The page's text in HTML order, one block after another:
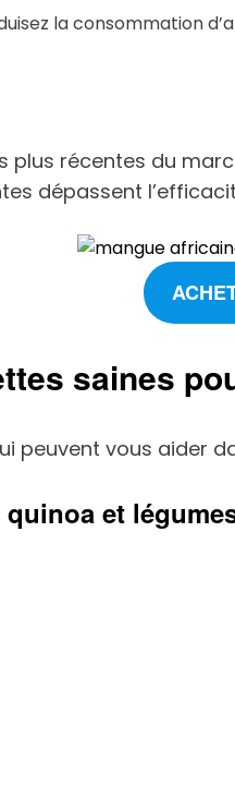
la consommation
récentes du
dépassent
saines
peuvent vous aider
et